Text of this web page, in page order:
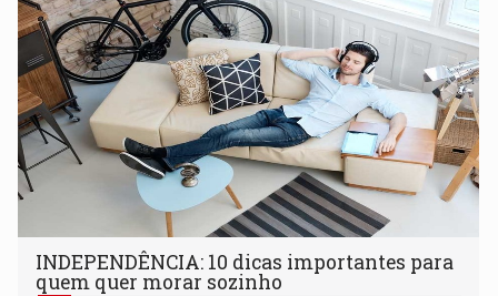
INDEPENDÊNCIA: 10 dicas importantes para
quem quer morar sozinho